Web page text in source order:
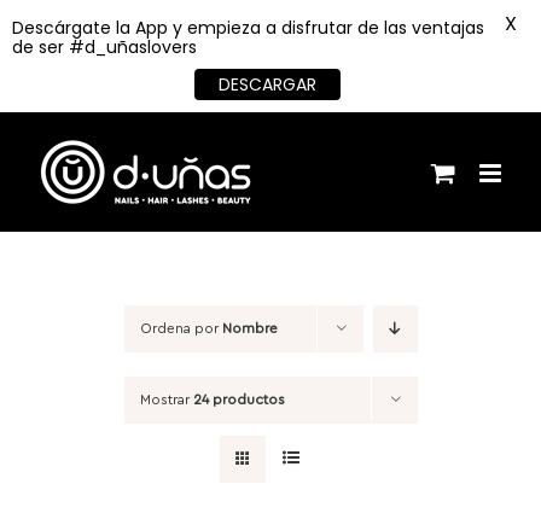
contenido
Ordena por Nombre
Mostrar 24 productos
Descárgate la App y empieza a disfrutar de las ventajas
de ser #d_uñaslovers
DESCARGAR
X